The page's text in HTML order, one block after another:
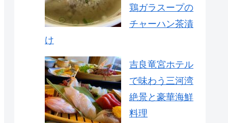
鶏ガラスープの
チャーハン茶漬
け
吉良竜宮ホテル
で味わう三河湾
絶景と豪華海鮮
料理